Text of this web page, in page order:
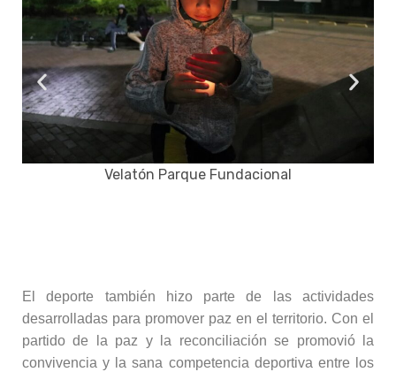
Velatón Parque Fundacional
El deporte también hizo parte de las actividades
desarrolladas para promover paz en el territorio. Con el
partido de la paz y la reconciliación se promovió la
convivencia y la sana competencia deportiva entre los